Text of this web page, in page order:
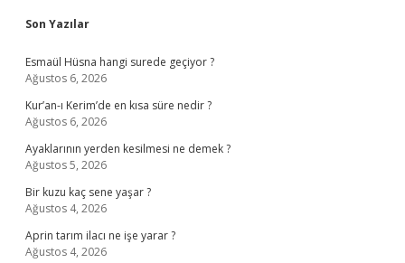
Sidebar
Son Yazılar
Esmaül Hüsna hangi surede geçiyor ?
Ağustos 6, 2026
Kur’an-ı Kerim’de en kısa süre nedir ?
Ağustos 6, 2026
Ayaklarının yerden kesilmesi ne demek ?
Ağustos 5, 2026
Bir kuzu kaç sene yaşar ?
Ağustos 4, 2026
Aprin tarım ilacı ne işe yarar ?
Ağustos 4, 2026